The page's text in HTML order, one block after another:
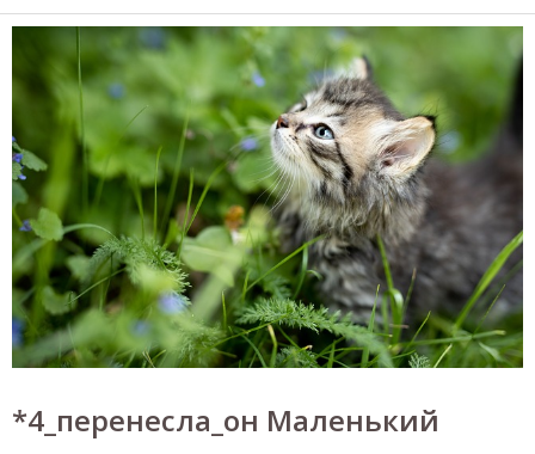
*4_перенесла_он Маленький
navigation